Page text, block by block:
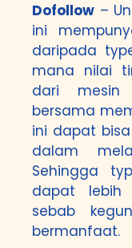
Dofollow –
ini
daripada
mana nilai
dari mesin
bersama
ini dapat
dalam
Sehingga
dapat lebih
sebab
bermanfaat.